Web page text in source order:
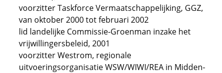
voorzitter Taskforce Vermaatschappelijking, GGZ,
van oktober 2000 tot februari 2002
lid landelijke Commissie-Groenman inzake het
vrijwillingersbeleid, 2001
voorzitter Westrom, regionale
uitvoeringsorganisatie WSW/WIWI/REA in Midden-